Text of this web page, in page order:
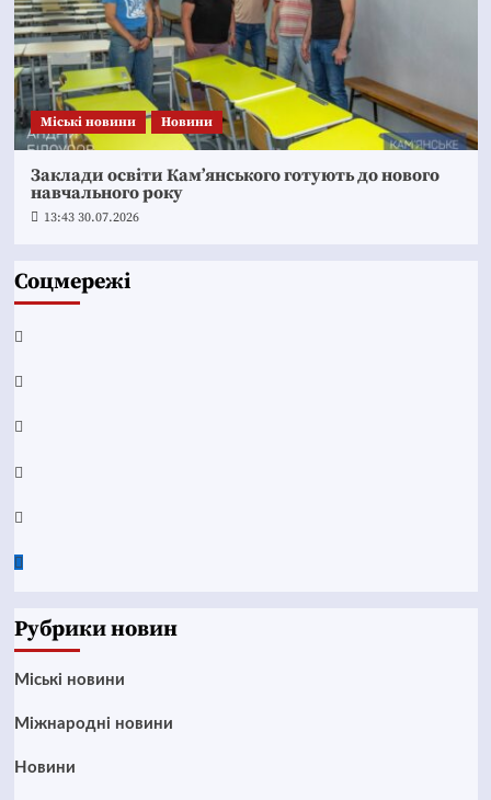
Mіські новини Новини
Заклади освіти Кам’янського готують до нового
навчального року
13:43 30.07.2026
Соцмережі
Facebook
YouTube
Telegram
Instagram
Twitter
Google
Рубрики новин
Mіські новини
Міжнародні новини
Новини